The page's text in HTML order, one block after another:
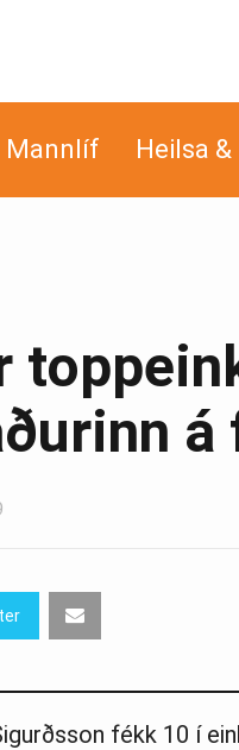
Mannlíf Heilsa
á
fékk 10 í